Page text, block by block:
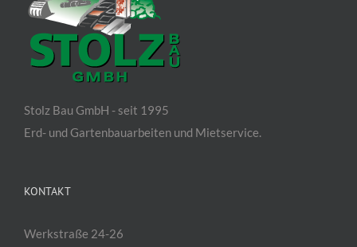
Stolz Bau GmbH - seit 1995
Erd- und Gartenbauarbeiten und Mietservice.
KONTAKT
Werkstraße 24-26